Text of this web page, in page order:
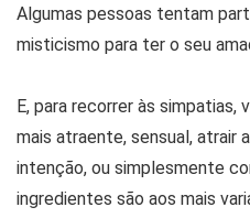
Algumas pessoas tentam
misticismo para ter o seu
E, para recorrer às simpatias,
mais atraente, sensual, atrair
intenção, ou simplesmente
ingredientes são aos mais